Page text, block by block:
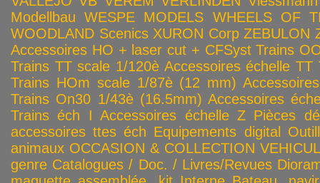
Modellbau WESPE MODELS WHEELS OF
WOODLAND Scenics XURON Corp ZEBULON
Accessoires HO + laser cut + CFSyst Trains
Trains TT scale 1/120è Accessoires échelle TT
Trains HOm scale 1/87è (12 mm)
Trains On30 1/43è (16.5mm) Accessoires
Trains éch I Accessoires échelle Z Pièces
accessoires ttes éch Equipements digital
animaux OCCASION & COLLECTION
genre Catalogues / Doc. / Livres/Revues